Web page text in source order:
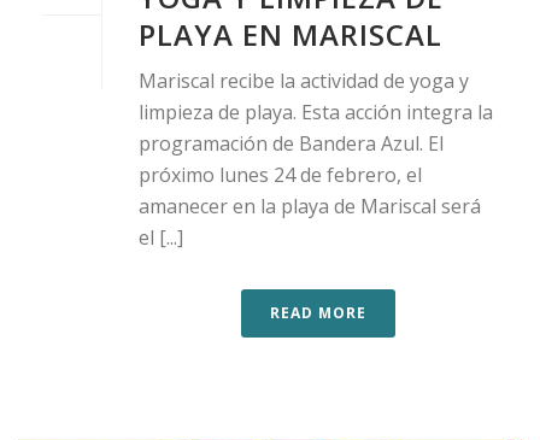
PLAYA EN MARISCAL
Mariscal recibe la actividad de yoga y
limpieza de playa. Esta acción integra la
programación de Bandera Azul. El
próximo lunes 24 de febrero, el
amanecer en la playa de Mariscal será
el [...]
READ MORE